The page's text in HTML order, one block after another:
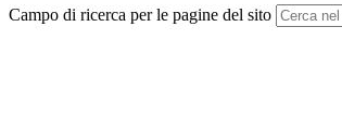
Campo di ricerca per le pagine del sito